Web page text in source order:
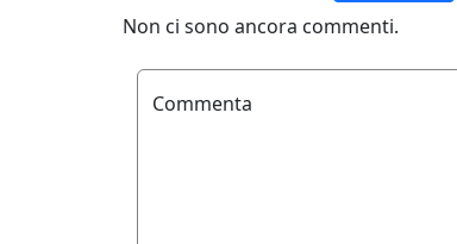
Non ci sono ancora commenti.
Commenta